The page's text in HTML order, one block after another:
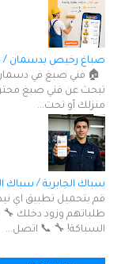
صباغ رخيص بدسمان / صباغ
تبحث عن فني صبغ
منزلك أو تحت...
سباك الجابرية / سباك الجابريه
قم بتحميل تطبيق اي
طلباتهم وزود دخلك 🔧
السباكة! 🔧 📞 اتصل...